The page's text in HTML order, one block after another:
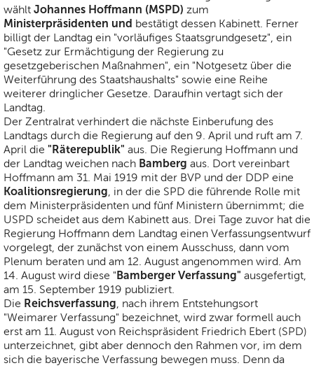
wählt Johannes Hoffmann (MSPD) zum
Ministerpräsidenten und bestätigt dessen Kabinett. Ferner
billigt der Landtag ein "vorläufiges Staatsgrundgesetz", ein
"Gesetz zur Ermächtigung der Regierung zu
gesetzgeberischen Maßnahmen", ein "Notgesetz über die
Weiterführung des Staatshaushalts" sowie eine Reihe
weiterer dringlicher Gesetze. Daraufhin vertagt sich der
Landtag.
Der Zentralrat verhindert die nächste Einberufung des
Landtags durch die Regierung auf den 9. April und ruft am 7.
April die "Räterepublik" aus. Die Regierung Hoffmann und
der Landtag weichen nach Bamberg aus. Dort vereinbart
Hoffmann am 31. Mai 1919 mit der BVP und der DDP eine
Koalitionsregierung , in der die SPD die führende Rolle mit
dem Ministerpräsidenten und fünf Ministern übernimmt; die
USPD scheidet aus dem Kabinett aus. Drei Tage zuvor hat die
Regierung Hoffmann dem Landtag einen Verfassungsentwurf
vorgelegt, der zunächst von einem Ausschuss, dann vom
Plenum beraten und am 12. August angenommen wird. Am
14. August wird diese "Bamberger Verfassung" ausgefertigt,
am 15. September 1919 publiziert.
Die Reichsverfassung , nach ihrem Entstehungsort
"Weimarer Verfassung" bezeichnet, wird zwar formell auch
erst am 11. August von Reichspräsident Friedrich Ebert (SPD)
unterzeichnet, gibt aber dennoch den Rahmen vor, im dem
sich die bayerische Verfassung bewegen muss. Denn da